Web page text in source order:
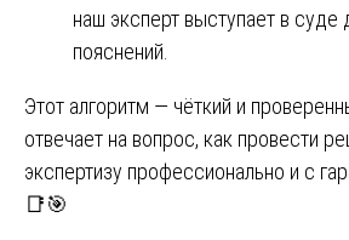
наш эксперт выступает в суде
пояснений.
Этот алгоритм — чёткий и
отвечает на вопрос, как провести
экспертизу профессионально и с
📑🎯